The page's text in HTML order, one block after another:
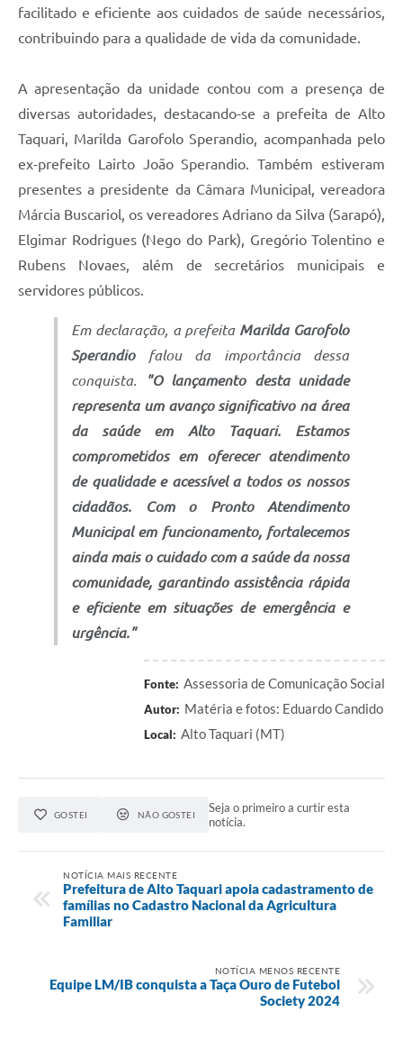
facilitado e eficiente aos cuidados de saúde necessários,
contribuindo para a qualidade de vida da comunidade.
A apresentação da unidade contou com a presença de
diversas autoridades, destacando-se a prefeita de Alto
Taquari, Marilda Garofolo Sperandio, acompanhada pelo
ex-prefeito Lairto João Sperandio. Também estiveram
presentes a presidente da Câmara Municipal, vereadora
Márcia Buscariol, os vereadores Adriano da Silva (Sarapó),
Elgimar Rodrigues (Nego do Park), Gregório Tolentino e
Rubens Novaes, além de secretários municipais e
servidores públicos.
Em declaração, a prefeitaMarilda Garofolo
Sperandiofalou da importância dessa
conquista.
"O lançamento desta unidade
representa um avanço significativo na área
da saúde em Alto Taquari. Estamos
comprometidos em oferecer atendimento
de qualidade e acessível a todos os nossos
cidadãos. Com o Pronto Atendimento
Municipal em funcionamento, fortalecemos
ainda mais o cuidado com a saúde da nossa
comunidade, garantindo assistência rápida
e eficiente em situações de emergência e
urgência."
Fonte: Assessoria de Comunicação Social
Autor: Matéria e fotos: Eduardo Candido
Local: Alto Taquari (MT)
GOSTEI NÃO GOSTEI
Seja o primeiro a curtir esta
notícia.
NOTÍCIA MAIS RECENTE
Prefeitura de Alto Taquari apoia cadastramento de
famílias no Cadastro Nacional da Agricultura
Familiar
NOTÍCIA MENOS RECENTE
Equipe LM/IB conquista a Taça Ouro de Futebol
Society 2024